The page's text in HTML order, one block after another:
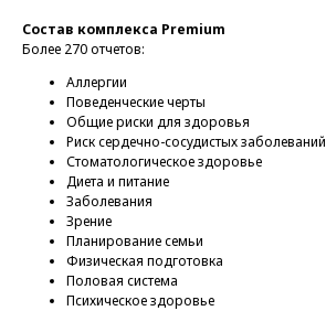
Состав комплекса Premium
Более 270 отчетов:
Аллергии
Поведенческие черты
Общие риски для здоровья
Риск сердечно-сосудистых заболеваний
Стоматологическое здоровье
Диета и питание
Заболевания
Зрение
Планирование семьи
Физическая подготовка
Половая система
Психическое здоровье